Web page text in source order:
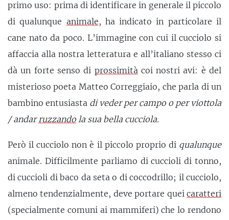
primo uso: prima di identificare in generale il piccolo
di qualunque animale, ha indicato in particolare il
cane nato da poco. L’immagine con cui il cucciolo si
affaccia alla nostra letteratura e all’italiano stesso ci
dà un forte senso di prossimitàcoi nostri avi: è del
misterioso poeta Matteo Correggiaio, che parla di un
bambino entusiasta di veder per campo o per viottola
/ andarruzzando la sua bella cucciola.
Però il cucciolo non è il piccolo proprio di qualunque
animale. Difficilmente parliamo di cuccioli di tonno,
di cuccioli di baco da seta o di coccodrillo; il cucciolo,
almeno tendenzialmente, deve portare quei caratteri
(specialmente comuni ai mammiferi) che lo rendono